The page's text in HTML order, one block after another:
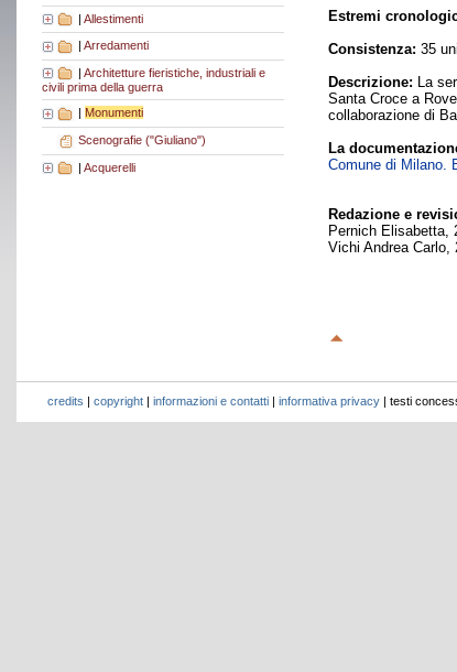
| Allestimenti
Arredamenti
| Architetture fieristiche, industriali e
civili prima della guerra
Monumenti
Scenografie ("Giuliano")
| Acquerelli
Estremi
Consistenza: 35
Descrizione: La
Santa Croce a
collaborazione di
La
Comune di Milano.
Redazione e
Pernich Elisabetta,
Vichi Andrea Carlo,
credits copyright informazioni e contatti informativa privacy | testi